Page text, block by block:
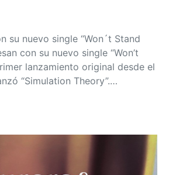
su nuevo single “Won´t Stand
con su nuevo single “Won’t
lanzamiento original desde el
“Simulation Theory”.…